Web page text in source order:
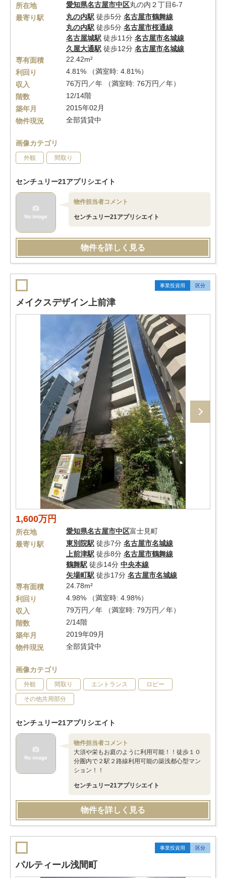
所在地 愛知県名古屋市中区丸の内２丁目6-7
最寄り駅
丸の内駅 徒歩5分 名古屋市鶴舞線
丸の内駅 徒歩5分 名古屋市桜通線
名古屋城駅 徒歩11分 名古屋市名城線
久屋大通駅 徒歩12分 名古屋市名城線
専有面積
22.42m²
利回り
4.81% （満室時: 4.81%）
収入
76万円／年 （満室時: 76万円／年）
階数
12/14階
築年月
2015年02月
物件現況
全部賃貸中
画像カテゴリ
外観 間取り
センチュリー21アプリシエイト
物件担当者コメント
センチュリー21アプリシエイト
物件を詳しく見る
事業投資用 区分
メイクスデザイン上前津
1,600万円
所在地 愛知県名古屋市中区富士見町
最寄り駅
東別院駅 徒歩7分 名古屋市名城線
上前津駅 徒歩8分 名古屋市鶴舞線
鶴舞駅 徒歩14分 中央本線
矢場町駅 徒歩17分 名古屋市名城線
専有面積
24.78m²
利回り
4.98% （満室時: 4.98%）
収入
79万円／年 （満室時: 79万円／年）
階数
2/14階
築年月
2019年09月
物件現況
全部賃貸中
画像カテゴリ
外観 間取り エントランス ロビー
その他共用部分
センチュリー21アプリシエイト
物件担当者コメント
大須や栄もお庭のように利用可能！！徒歩１０
分圏内で２駅２路線利用可能の築浅都心型マン
ション！！
センチュリー21アプリシエイト
物件を詳しく見る
事業投資用 区分
パルティール浅間町